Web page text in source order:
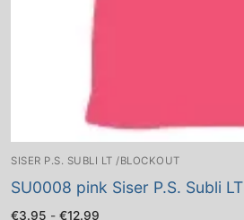
SISER P.S. SUBLI LT /BLOCKOUT
SU0008 pink Siser P.S. Subli LT
€3.95 - €12.99